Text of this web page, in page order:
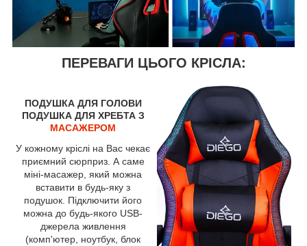
ПЕРЕВАГИ ЦЬОГО КРІСЛА:
ПОДУШКА ДЛЯ ГОЛОВИ
ПОДУШКА ДЛЯ ХРЕБТА З
МАСАЖЕРОМ
У кожному кріслі на Вас чекає
приємний сюрприз. А саме
міні-масажер, який можна
вставити в будь-яку з
подушок. Підключити його
можна до будь-якого USB-
джерела живлення
(комп'ютер, ноутбук, блок